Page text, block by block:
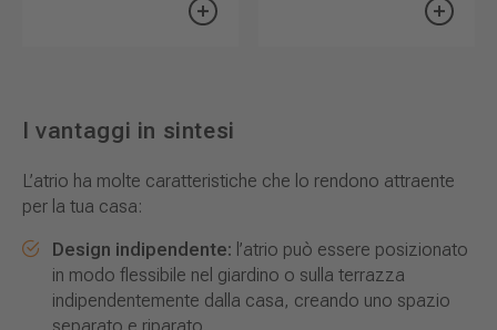
I vantaggi in sintesi
L’atrio ha molte caratteristiche che lo rendono attraente
per la tua casa:
Design indipendente: l’atrio può essere posizionato
in modo flessibile nel giardino o sulla terrazza
indipendentemente dalla casa, creando uno spazio